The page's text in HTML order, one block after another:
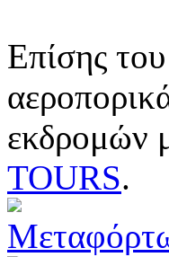
Επίσης
εκδρομών
TOURS.